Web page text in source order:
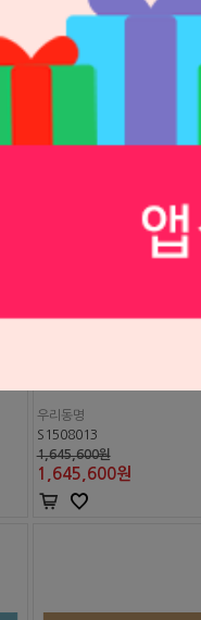
우리동명
S1508013
1,645,600원
1,645,600원